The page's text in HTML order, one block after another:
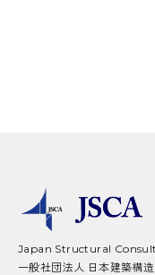
Japan Structural
一般社団法人 日本建築構